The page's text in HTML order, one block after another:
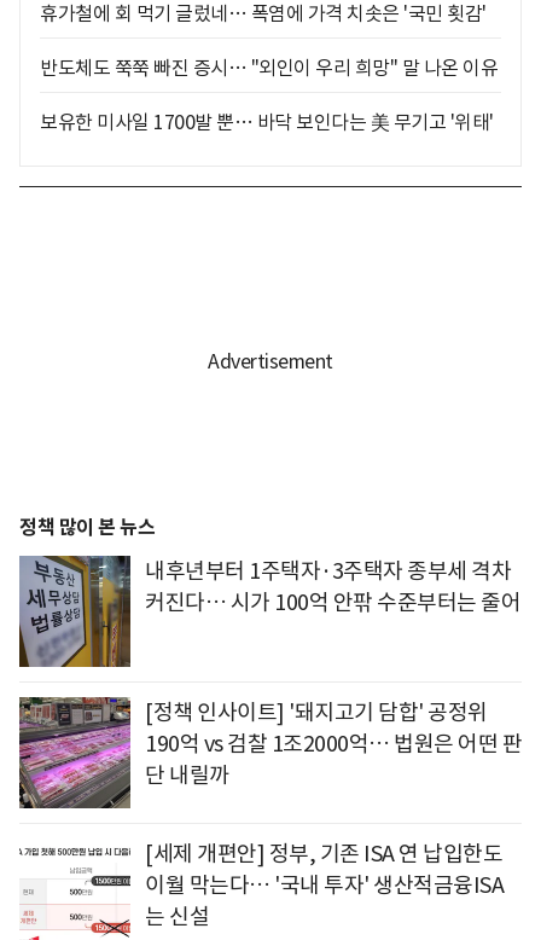
휴가철에 회 먹기 글렀네… 폭염에 가격 치솟은 '국민 횟감'
반도체도 쭉쭉 빠진 증시… "외인이 우리 희망" 말 나온 이유
보유한 미사일 1700발 뿐… 바닥 보인다는 美 무기고 '위태'
정책 많이 본 뉴스
내후년부터 1주택자·3주택자 종부세 격차
커진다… 시가 100억 안팎 수준부터는 줄어
[정책 인사이트] '돼지고기 담합' 공정위
190억 vs 검찰 1조2000억… 법원은 어떤 판
단 내릴까
[세제 개편안] 정부, 기존 ISA 연 납입한도
이월 막는다… '국내 투자' 생산적금융ISA
는 신설